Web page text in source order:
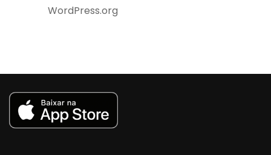
WordPress.org